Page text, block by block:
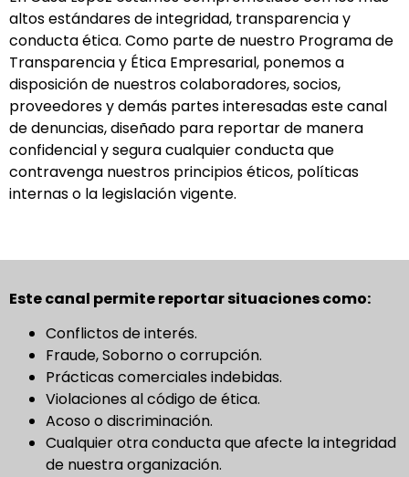
altos estándares de integridad, transparencia y
conducta ética. Como parte de nuestro Programa de
Transparencia y Ética Empresarial, ponemos a
disposición de nuestros colaboradores, socios,
proveedores y demás partes interesadas este canal
de denuncias, diseñado para reportar de manera
confidencial y segura cualquier conducta que
contravenga nuestros principios éticos, políticas
internas o la legislación vigente.
Este canal permite reportar situaciones como:
Conflictos de interés.
Fraude, Soborno o corrupción.
Prácticas comerciales indebidas.
Violaciones al código de ética.
Acoso o discriminación.
Cualquier otra conducta que afecte la integridad
de nuestra organización.